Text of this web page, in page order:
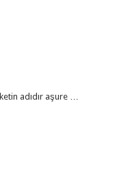
adıdır aşure …